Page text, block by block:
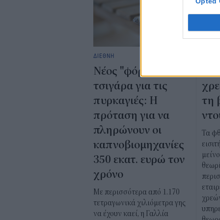
ΔΙΕΘΝΗ
Νέος "φόρος" στα
τσιγάρα για τις
πυρκαγιές: Η
πρόταση για να
πληρώνουν οι
καπνοβιομηχανίες
350 εκατ. ευρώ τον
χρόνο
Με περισσότερα από 1.170
τετραγωνικά χιλιόμετρα γης
να έχουν καεί, η Γαλλία
τη
Τα